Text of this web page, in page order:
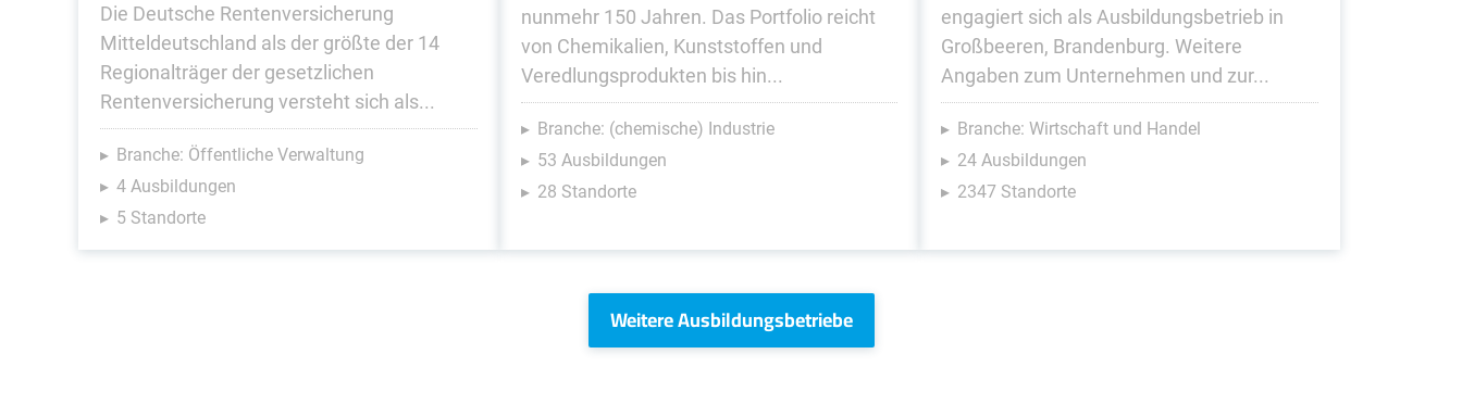
Die Deutsche Rentenversicherung
Mitteldeutschland als der größte der 14
Regionalträger der gesetzlichen
Rentenversicherung versteht sich als...
Branche: Öffentliche Verwaltung
4 Ausbildungen
5 Standorte
nunmehr 150 Jahren. Das Portfolio reicht
von Chemikalien, Kunststoffen und
Veredlungsprodukten bis hin...
Branche: (chemische) Industrie
53 Ausbildungen
28 Standorte
engagiert sich als Ausbildungsbetrieb in
Großbeeren, Brandenburg. Weitere
Angaben zum Unternehmen und zur...
Branche: Wirtschaft und Handel
24 Ausbildungen
2347 Standorte
Weitere Ausbildungsbetriebe